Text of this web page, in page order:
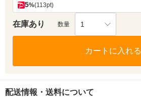
5%(113pt)
在庫あり 数量 1
カートに入れる
配送情報・送料について